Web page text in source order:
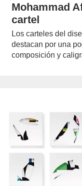
Mohammad
cartel
Los carteles del
destacan por una
composición y